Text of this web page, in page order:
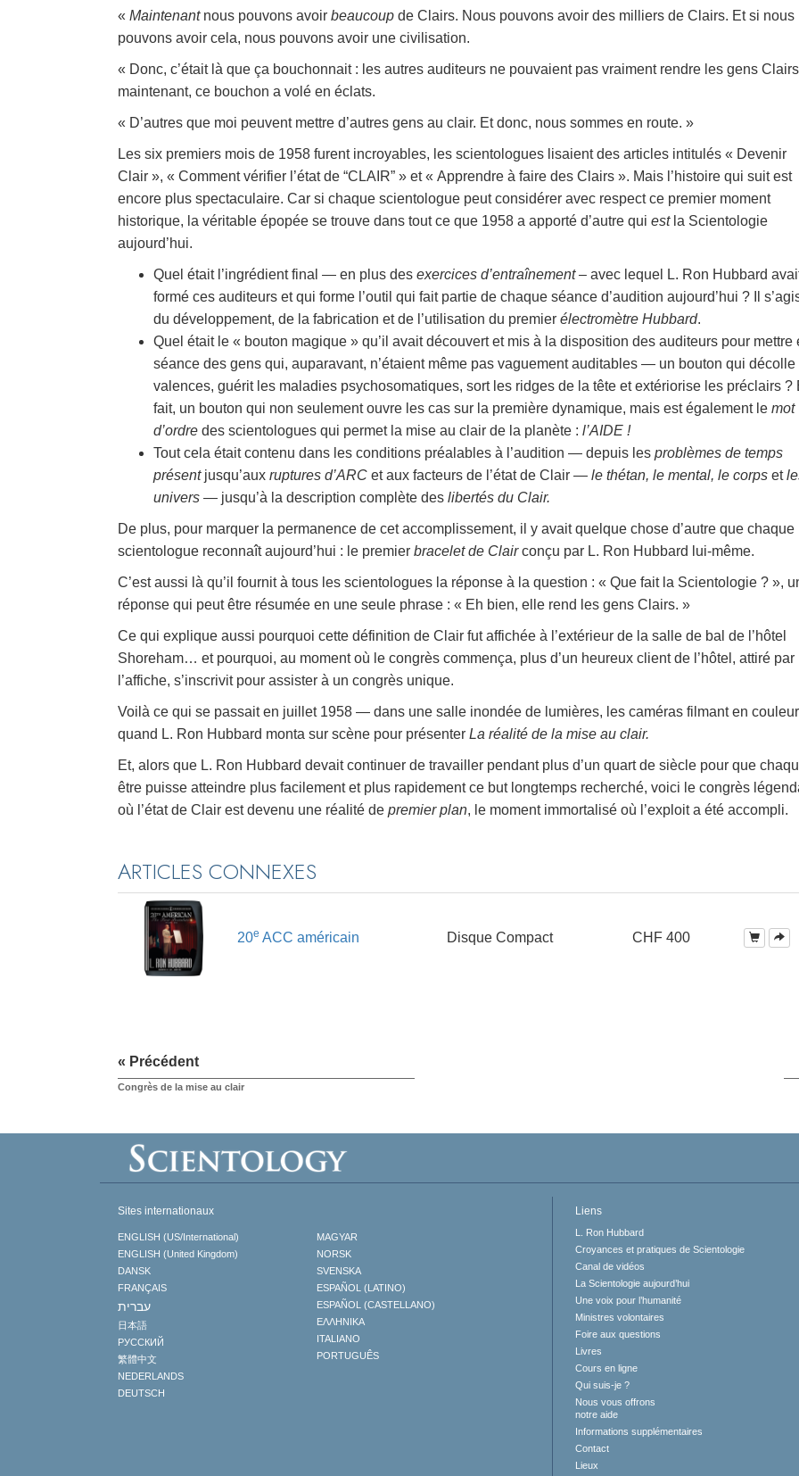
« Maintenantnous pouvons avoir beaucoup de Clairs. Nous pouvons avoir des milliers de Clairs. Et si nous
pouvons avoir cela, nous pouvons avoir une civilisation.
« Donc, c’était là que ça bouchonnait : les autres auditeurs ne pouvaient pas vraiment rendre les gens
maintenant, ce bouchon a volé en éclats.
« D’autres que moi peuvent mettre d’autres gens au clair. Et donc, nous sommes en route. »
Les six premiers mois de 1958 furent incroyables, les scientologues lisaient des articles intitulés « Devenir
Clair », « Comment vérifier l’état de “CLAIR” » et « Apprendre à faire des Clairs ». Mais l’histoire qui suit est
encore plus spectaculaire. Car si chaque scientologue peut considérer avec respect ce premier moment
historique, la véritable épopée se trouve dans tout ce que 1958 a apporté d’autre qui estla Scientologie
aujourd’hui.
Quel était l’ingrédient final — en plus des exercices d’entraînement – avec lequel L. Ron Hubbard
formé ces auditeurs et qui forme l’outil qui fait partie de chaque séance d’audition aujourd’hui ? Il
du développement, de la fabrication et de l’utilisation du premier électromètre Hubbard.
Quel était le « bouton magique » qu’il avait découvert et mis à la disposition des auditeurs pour mettre
séance des gens qui, auparavant, n’étaient même pas vaguement auditables — un bouton qui décolle
valences, guérit les maladies psychosomatiques, sort les ridges de la tête et extériorise les préclairs ?
fait, un bouton qui non seulement ouvre les cas sur la première dynamique, mais est également le mot
d’ordre des scientologues qui permet la mise au clair de la planète : l’AIDE !
Tout cela était contenu dans les conditions préalables à l’audition — depuis les problèmes de temps
présent jusqu’aux ruptures d’ARC et aux facteurs de l’état de Clair — le thétan, le mental, le corps et
univers — jusqu’à la description complète des libertés du Clair.
De plus, pour marquer la permanence de cet accomplissement, il y avait quelque chose d’autre que chaque
scientologue reconnaît aujourd’hui : le premier bracelet de Clairconçu par L. Ron Hubbard lui-même.
C’est aussi là qu’il fournit à tous les scientologues la réponse à la question : « Que fait la Scientologie ? »,
réponse qui peut être résumée en une seule phrase : « Eh bien, elle rend les gens Clairs. »
Ce qui explique aussi pourquoi cette définition de Clair fut affichée à l’extérieur de la salle de bal de l’hôtel
Shoreham… et pourquoi, au moment où le congrès commença, plus d’un heureux client de l’hôtel, attiré par
l’affiche, s’inscrivit pour assister à un congrès unique.
Voilà ce qui se passait en juillet 1958 — dans une salle inondée de lumières, les caméras filmant en
quand L. Ron Hubbard monta sur scène pour présenter La réalité de la mise au clair.
Et, alors que L. Ron Hubbard devait continuer de travailler pendant plus d’un quart de siècle pour que
être puisse atteindre plus facilement et plus rapidement ce but longtemps recherché, voici le congrès
où l’état de Clair est devenu une réalité de premier plan, le moment immortalisé où l’exploit a été accompli.
ARTICLES CONNEXES
20e ACC américain Disque Compact CHF 400
« Précédent
Congrès de la mise au clair
Sites internationaux
ENGLISH (US/International)
ENGLISH (United Kingdom)
DANSK
FRANÇAIS
עברית
日本語
РУССКИЙ
繁體中文
NEDERLANDS
DEUTSCH
MAGYAR
NORSK
SVENSKA
ESPAÑOL (LATINO)
ESPAÑOL (CASTELLANO)
ΕΛΛΗΝΙΚA
ITALIANO
PORTUGUÊS
Liens
L. Ron Hubbard
Croyances et pratiques de Scientologie
Canal de vidéos
La Scientologie aujourd’hui
Une voix pour l’humanité
Ministres volontaires
Foire aux questions
Livres
Cours en ligne
Qui suis-je ?
Nous vous offrons
notre aide
Informations supplémentaires
Contact
Lieux